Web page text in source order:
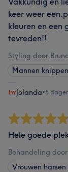
keer weer
kleuren en een
tevreden!!
Styling door
Mannen knippen
Jolanda•5
Hele goede
Behandeling
Vrouwen